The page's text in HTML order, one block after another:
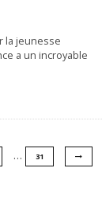
la jeunesse
a un incroyable
… 31